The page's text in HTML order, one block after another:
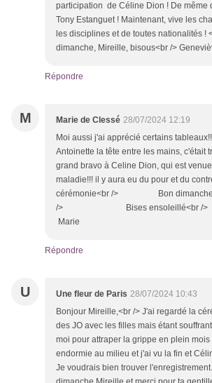
participation de Céline Dion ! De même
Tony Estanguet ! Maintenant, vive les
les disciplines et de toutes nationalités !
dimanche, Mireille, bisous<br />
Répondre
M Marie de Clessé 28/07/2024 12:19
Moi aussi j'ai apprécié certains
Antoinette la tête entre les mains, c'était
grand bravo à Celine Dion, qui est
maladie!!! il y aura eu du pour et du
cérémonie<br /> Bon dimanche à
/> Bises
Marie
Répondre
U Une fleur de Paris 28/07/2024 10:43
Bonjour Mireille,<br /> J'ai regardé la
des JO avec les filles mais étant
moi pour attraper la grippe en plein
endormie au milieu et j'ai vu la fin et
Je voudrais bien trouver